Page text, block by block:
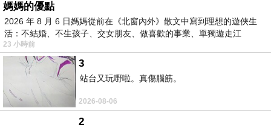
媽媽的優點
2026 年 8 月 6 日媽媽從前在《北窗內外》散文中寫到理想的遊俠生
活：不結婚、不生孩子、交女朋友、做喜歡的事業、單獨遊走江
湖⋯⋯，
23 小時前
3
站台又玩嘢啦。真傷腦筋。
2026-08-06
2